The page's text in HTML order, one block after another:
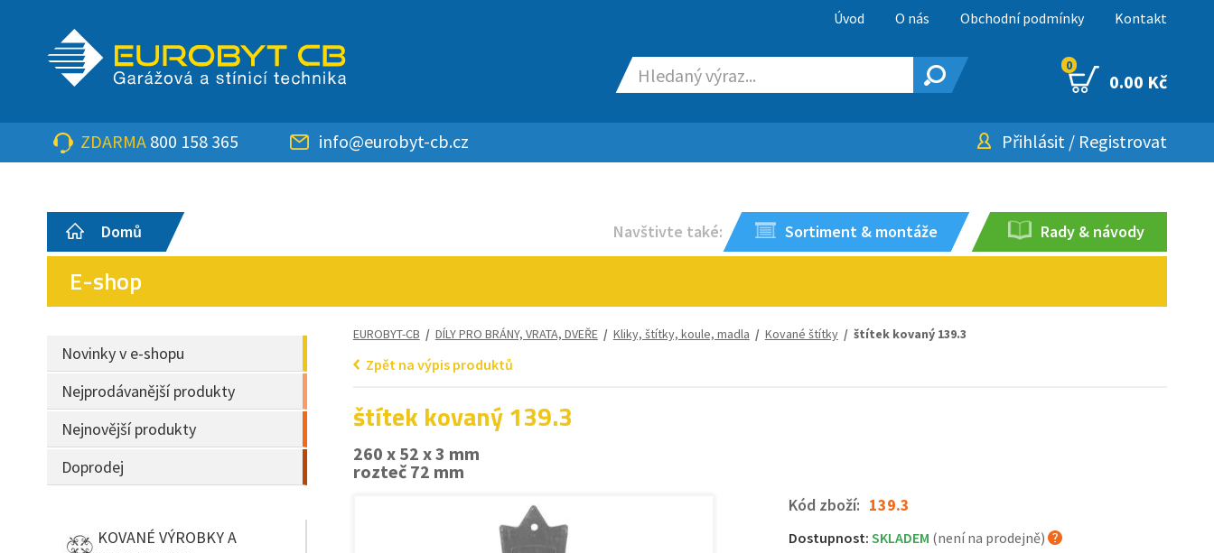
Úvod O nás Obchodní podmínky Kontakt
0
0.00 Kč
ZDARMA 800 158 365 info@eurobyt-cb.cz Přihlásit / Registrovat
Domů Navštivte také: Sortiment & montáže Rady & návody
E-shop
Novinky v e-shopu
Nejprodávanější produkty
Nejnovější produkty
Doprodej
KOVANÉ VÝROBKY A
EUROBYT-CB / DÍLY PRO BRÁNY, VRATA, DVEŘE/ Kliky, štítky, koule, madla / Kované štítky/ štítek kovaný 139.3
Zpět na výpis produktů
štítek kovaný 139.3
260 x 52 x 3 mm
rozteč 72 mm
Kód zboží: 139.3
Dostupnost: SKLADEM (není na prodejně)